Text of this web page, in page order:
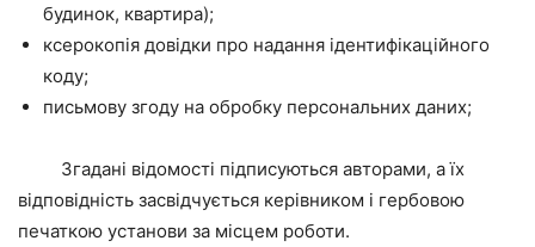
будинок, квартира);
ксерокопія довідки про надання ідентифікаційного
коду;
письмову згоду на обробку персональних даних;
Згадані відомості підписуються авторами, а їх
відповідність засвідчується керівником і гербовою
печаткою установи за місцем роботи.